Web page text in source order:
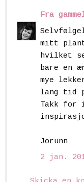
Fra
mitt
hvilket
bare en
mye
lang tid
Takk for
Jorunn
2 jan.